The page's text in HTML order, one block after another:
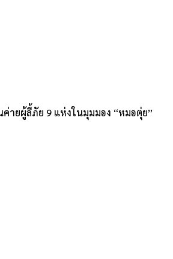
ายผู้ลี้ภัย 9 แห่งในมุมมอง “หมอตุ่ย”